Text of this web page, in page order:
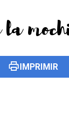
la
printIMPRIMIR